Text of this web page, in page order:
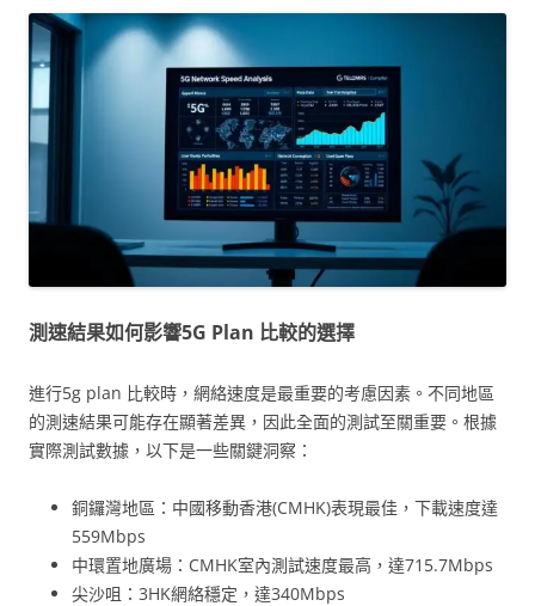
測速結果如何影響5G Plan 比較的選擇
進行5g plan 比較時，網絡速度是最重要的考慮因素。不同地區
的測速結果可能存在顯著差異，因此全面的測試至關重要。根據
實際測試數據，以下是一些關鍵洞察：
銅鑼灣地區：中國移動香港(CMHK)表現最佳，下載速度達
559Mbps
中環置地廣場：CMHK室內測試速度最高，達715.7Mbps
尖沙咀：3HK網絡穩定，達340Mbps